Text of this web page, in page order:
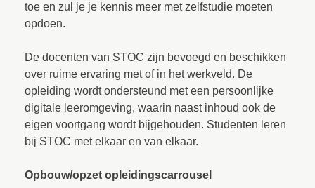
toe en zul je je kennis meer met zelfstudie moeten
opdoen.
De docenten van STOC zijn bevoegd en beschikken
over ruime ervaring met of in het werkveld. De
opleiding wordt ondersteund met een persoonlijke
digitale leeromgeving, waarin naast inhoud ook de
eigen voortgang wordt bijgehouden. Studenten leren
bij STOC met elkaar en van elkaar.
Opbouw/opzet opleidingscarrousel